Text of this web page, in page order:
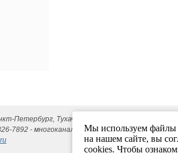
Петербург, Тухачевского, 22, БЦ "Сова", оф.
7892 - многоканальные, (812) 332-0659, 380-
Мы используем файлы
на нашем сайте, вы
cookies. Чтобы